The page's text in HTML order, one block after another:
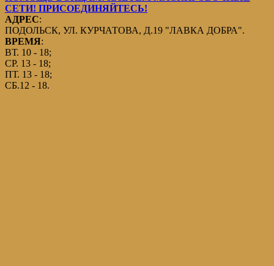
СЕТИ! ПРИСОЕДИНЯЙТЕСЬ!
АДРЕС:
ПОДОЛЬСК, УЛ. КУРЧАТОВА, Д.19 "ЛАВКА ДОБРА".
ВРЕМЯ:
ВТ. 10 - 18;
СР. 13 - 18;
ПТ. 13 - 18;
СБ.12 - 18.